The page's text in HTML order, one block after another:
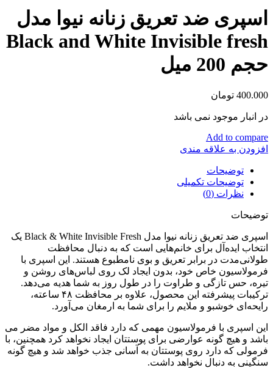
اسپری ضد تعریق زنانه نیوا مدل
Black and White Invisible fresh
حجم 200 میل
400.000 تومان
در انبار موجود نمی باشد
Add to compare
افزودن به علاقه مندی
توضیحات
توضیحات تکمیلی
نظرات (0)
توضیحات
اسپری ضد تعریق زنانه نیوا مدل Black & White Invisible Fresh یک
انتخاب ایده‌آل برای خانم‌هایی است که به دنبال محافظت
طولانی‌مدت در برابر تعریق و بوی نامطبوع هستند. این اسپری با
فرمولاسیون خاص خود، بدون ایجاد لک روی لباس‌های روشن و
تیره، حس تازگی و طراوت را در طول روز به شما هدیه می‌دهد.
ترکیبات پیشرفته این محصول، علاوه بر محافظت ۴۸ ساعته،
رایحه‌ای خوشبو و ملایم را برای شما به ارمغان می‌آورد.
این اسپری با فرمولاسیون مهمی که دارد فاقد الکل و مواد مضر می
باشد و هیچ گونه عوارضی برای پوستتان ایجاد نخواهد کرد همچنین، با
فرمولی که دارد روی پوستتان به آسانی جذب خواهد شد و هیچ گونه
سنگینی به دنبال نخواهد داشت.